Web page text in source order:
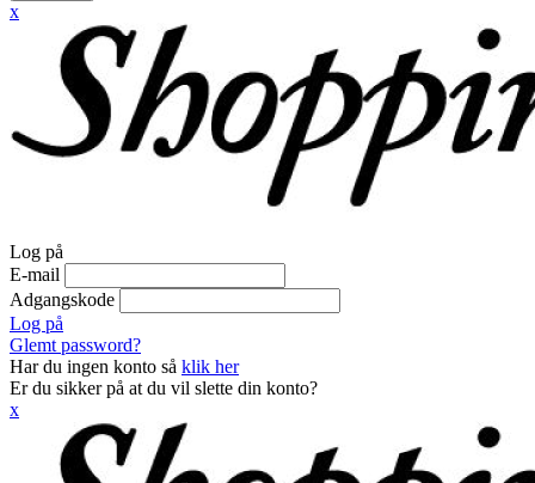
x
Log på
E-mail
Adgangskode
Log på
Glemt password?
Har du ingen konto så klik her
Er du sikker på at du vil slette din konto?
x